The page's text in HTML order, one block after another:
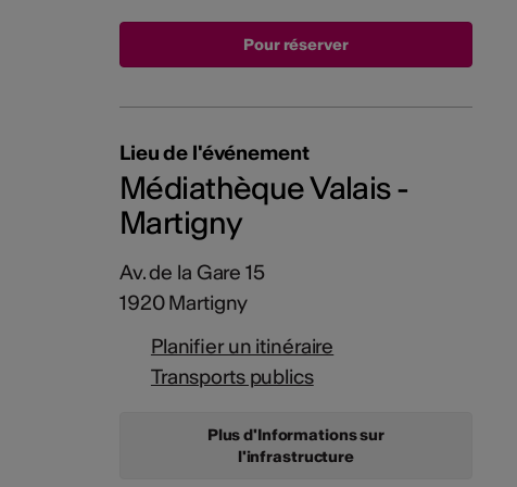
Lieu de l'événement
Médiathèque Valais -
Martigny
Av. de la Gare 15
1920 Martigny
Planifier un itinéraire
Transports publics
Plus d'Informations sur
l'infrastructure